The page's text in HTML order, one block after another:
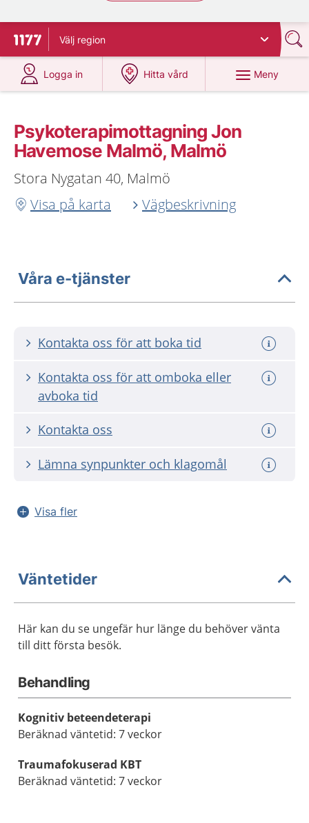
Till startsidan för 1177
Välj region
Logga in
på 1177.se
Hitta vård
på 1177.se
Meny
Psykoterapimottagning Jon
Havemose Malmö, Malmö
Stora Nygatan 40, Malmö
Visa på karta
Vägbeskrivning
Våra e-tjänster
Kontakta oss för att boka tid
Kontakta oss för att omboka eller
avboka tid
Kontakta oss
Lämna synpunkter och klagomål
Visa fler
Väntetider
Här kan du se ungefär hur länge du behöver vänta
till ditt första besök.
Behandling
Kognitiv beteendeterapi
Beräknad väntetid: 7 veckor
Traumafokuserad KBT
Beräknad väntetid: 7 veckor